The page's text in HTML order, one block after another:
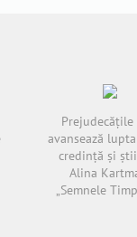
Prejudecăţile
avansează
credinţă și
Alina
„Semnele